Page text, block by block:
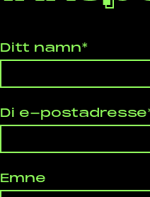
Ditt namn*
Di e-
Emne